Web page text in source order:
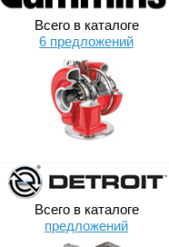
Всего в каталоге
6 предложений
Всего в каталоге
предложений